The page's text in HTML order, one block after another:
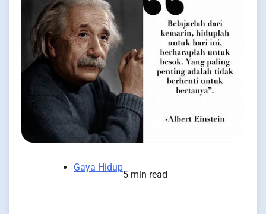
Gaya Hidup
5 min read